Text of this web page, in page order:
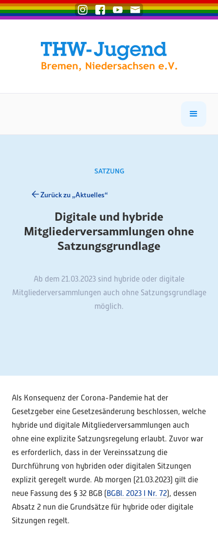
SATZUNG
Digitale und hybride
Mitgliederversammlungen ohne
Satzungsgrundlage
Ab dem 21.03.2023 sind hybride oder digitale
Mitgliederversammlungen auch ohne Satzungsgrundlage
möglich.
Zurück zu „Aktuelles“
Als Konsequenz der Corona-Pandemie hat der
Gesetzgeber eine Gesetzesänderung beschlossen, welche
hybride und digitale Mitgliederversammlungen auch
ohne eine explizite Satzungsregelung erlaubt. Zuvor war
es erforderlich, dass in der Vereinssatzung die
Durchführung von hybriden oder digitalen Sitzungen
explizit geregelt wurde. Ab morgen (21.03.2023) gilt die
neue Fassung des § 32 BGB (BGBl. 2023 I Nr. 72), dessen
Absatz 2 nun die Grundsätze für hybride oder digitale
Sitzungen regelt.